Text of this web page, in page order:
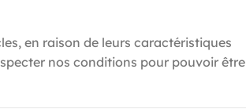
en raison de leurs caractéristiques
nos conditions pour pouvoir être